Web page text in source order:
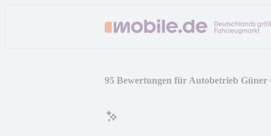
95 Bewertungen für Autobetrieb Güner